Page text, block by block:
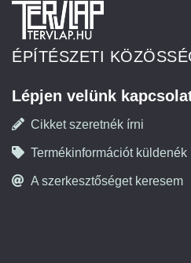
ÉPÍTÉSZETI
Lépjen velünk
Cikket szeretnék írni
Termékinformációt küldenék
A szerkesztőséget keresem